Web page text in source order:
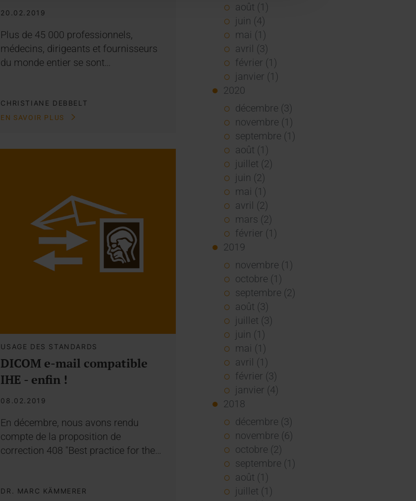
20.02.2019
Plus de 45 000 professionnels,
médecins, dirigeants et fournisseurs
du monde entier se sont…
CHRISTIANE DEBBELT
EN SAVOIR PLUS
USAGE DES STANDARDS
DICOM e-mail compatible
IHE - enfin !
08.02.2019
En décembre, nous avons rendu
compte de la proposition de
correction 408 "Best practice for the…
DR. MARC KÄMMERER
août (1)
juin (4)
mai (1)
avril (3)
février (1)
janvier (1)
2020
décembre (3)
novembre (1)
septembre (1)
août (1)
juillet (2)
juin (2)
mai (1)
avril (2)
mars (2)
février (1)
2019
novembre (1)
octobre (1)
septembre (2)
août (3)
juillet (3)
juin (1)
mai (1)
avril (1)
février (3)
janvier (4)
2018
décembre (3)
novembre (6)
octobre (2)
septembre (1)
août (1)
juillet (1)